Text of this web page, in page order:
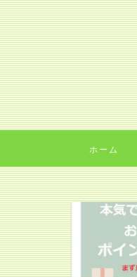
ホーム